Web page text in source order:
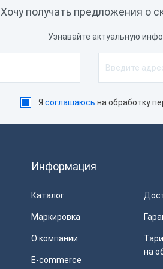
Хочу получать предложения о
Узнавайте актуальную
Я соглашаюсь на обработку
Информация
Каталог
Маркировка
О компании
E-commerce
на